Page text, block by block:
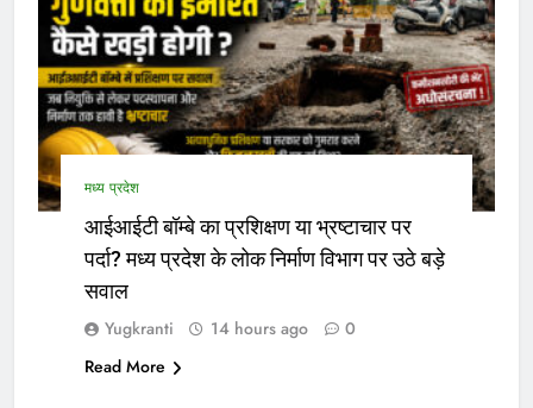
मध्य प्रदेश
आईआईटी बॉम्बे का प्रशिक्षण या भ्रष्टाचार पर
पर्दा? मध्य प्रदेश के लोक निर्माण विभाग पर उठे बड़े
सवाल
Yugkranti 14 hours ago
0
Read More